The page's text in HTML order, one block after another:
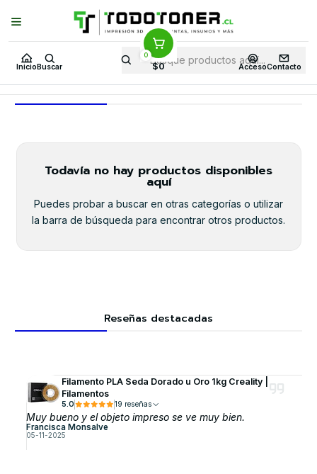
Inicio Buscar
0
$0 AccesoContacto
Puedes Elegir: Comprar enTienda· Despachoa Todo Chile · Retiro en
Tienda en24 Horas
Inicio Toner y tambor Toner Original HP Equipos HP M507dn
M507dn
Todavía no hay productos disponibles
aquí
Puedes probar a buscar en otras categorías o utilizar
la barra de búsqueda para encontrar otros productos.
Reseñas destacadas
Filamento PLA Seda Dorado u Oro 1kg Creality |
Filamentos
5.0 19 reseñas
Muy bueno y el objeto impreso se ve muy bien.
Francisca Monsalve
05-11-2025